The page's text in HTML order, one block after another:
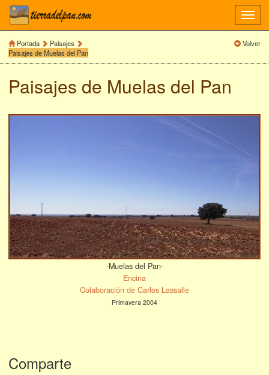
Portada
Paisajes
Paisajes de Muelas del Pan
Volver
Paisajes de Muelas del Pan
-Muelas del Pan-
Encina
Colaboración de Carlos Lassalle
Primavera 2004
Comparte